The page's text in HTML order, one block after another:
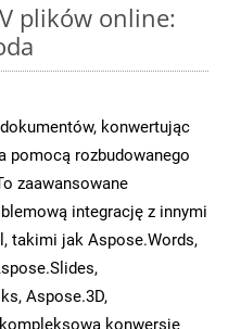
plików online:
konwertując
pomocą rozbudowanego
zaawansowane
integrację z innymi
takimi jak Aspose.Words,
Aspose.3D,
konwersję